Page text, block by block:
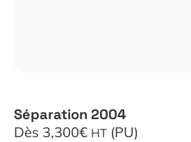
Séparation 2004
Dès 3,300€ HT (PU)